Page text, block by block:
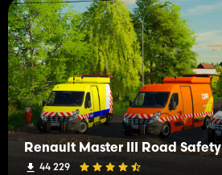
Renault Master III Road Safety
44 229